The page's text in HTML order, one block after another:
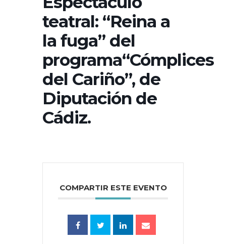
teatral: “Reina a
la fuga” del
programa“Cómplices
del Cariño”, de
Diputación de
Cádiz.
COMPARTIR ESTE EVENTO